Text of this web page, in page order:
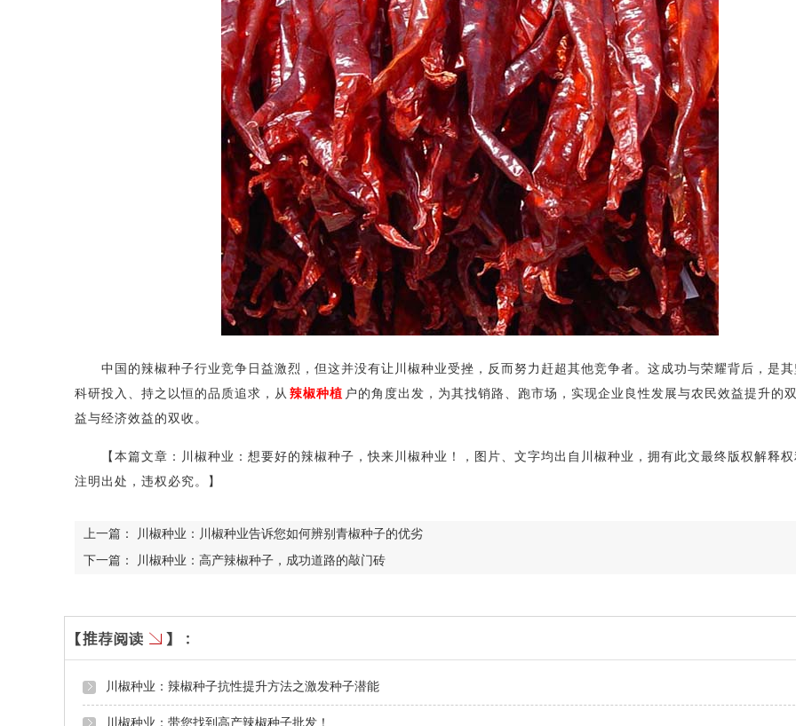
中国的辣椒种子行业竞争日益激烈，但这并没有让川椒种业受挫，反而努力赶超其他竞争者。这成功与荣耀背后，是其
科研投入、持之以恒的品质追求，从 辣椒种植 户的角度出发，为其找销路、跑市场，实现企业良性发展与农民效益提升的
益与经济效益的双收。
【本篇文章：川椒种业：想要好的辣椒种子，快来川椒种业！，图片、文字均出自川椒种业，拥有此文最终版权解释权
注明出处，违权必究。】
上一篇：
川椒种业：川椒种业告诉您如何辨别青椒种子的优劣
下一篇：
川椒种业：高产辣椒种子，成功道路的敲门砖
川椒种业：辣椒种子抗性提升方法之激发种子潜能
川椒种业：带您找到高产辣椒种子批发！